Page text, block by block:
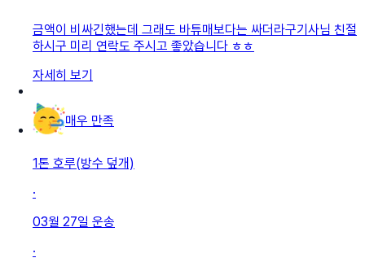
금액이 비싸긴했는데 그래도 바튜매보다는 싸더라구기사님 친절
하시구 미리 연락도 주시고 좋았습니다 ㅎㅎ
자세히 보기
매우 만족
1톤 호루(방수 덮개)
·
03월 27일 운송
·